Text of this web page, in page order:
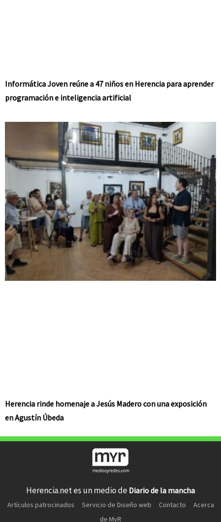
Informática Joven reúne a 47 niños en Herencia para aprender
programación e inteligencia artificial
Herencia rinde homenaje a Jesús Madero con una exposición
en Agustín Úbeda
Herencia.net es un medio de Diario de la mancha
Artículos patrocinados Servicio de Diseño web Contacto
Acerca
de MyR